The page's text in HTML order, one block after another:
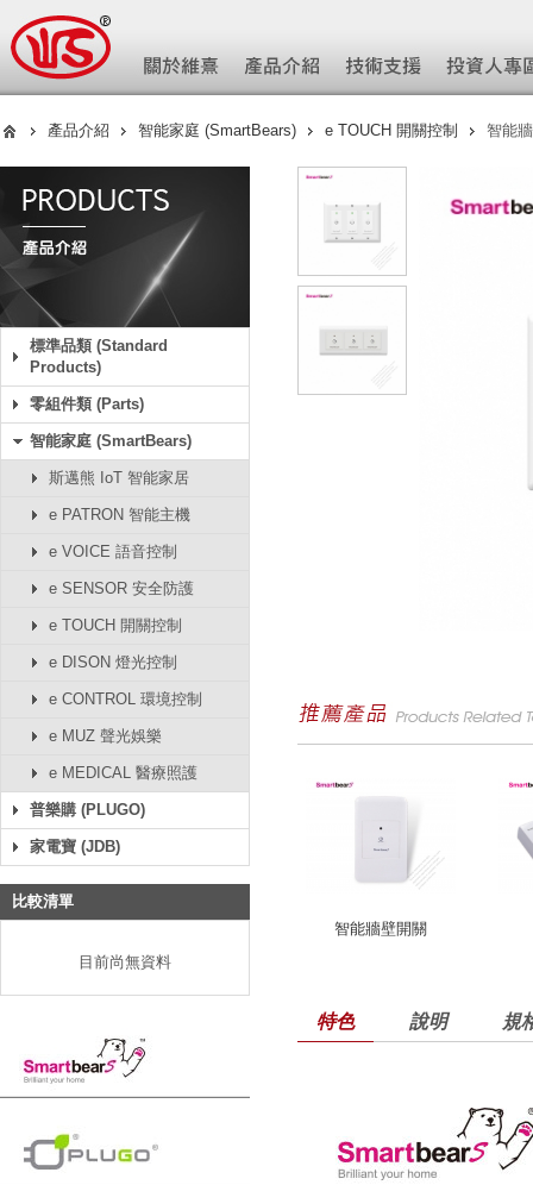
產品介紹 智能家庭 (SmartBears) e TOUCH 開關控制 智能
標準品類 (Standard
Products)
零組件類 (Parts)
智能家庭 (SmartBears)
斯邁熊 IoT 智能家居
e PATRON 智能主機
e VOICE 語音控制
e SENSOR 安全防護
e TOUCH 開關控制
e DISON 燈光控制
e CONTROL 環境控制
e MUZ 聲光娛樂
e MEDICAL 醫療照護
普樂購 (PLUGO)
家電寶 (JDB)
比較清單
目前尚無資料
智能牆壁開關
特色 說明 規